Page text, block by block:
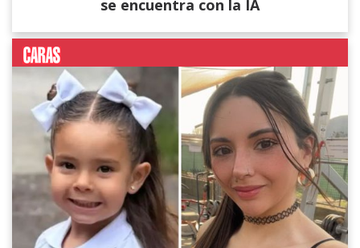
se encuentra con la IA